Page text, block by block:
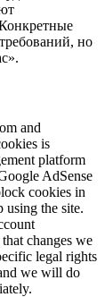
но
and
is
platform
AdSense
cookies in
using the site.
changes we
legal rights
we will do